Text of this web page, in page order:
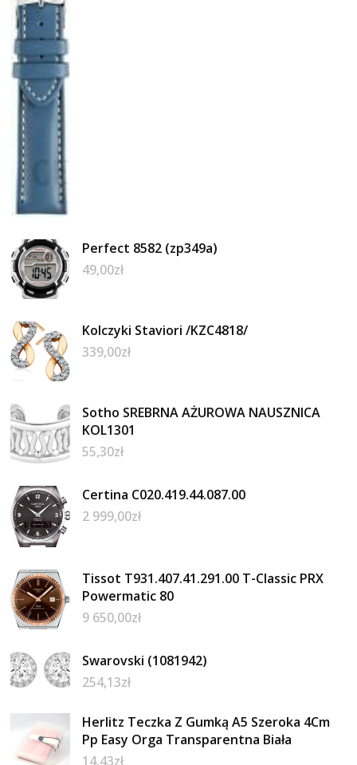
Perfect 8582 (zp349a)
49,00zł
Kolczyki Staviori /KZC4818/
339,00zł
Sotho SREBRNA AŻUROWA NAUSZNICA
KOL1301
55,30zł
Certina C020.419.44.087.00
2 999,00zł
Tissot T931.407.41.291.00 T-Classic PRX
Powermatic 80
9 650,00zł
Swarovski (1081942)
254,13zł
Herlitz Teczka Z Gumką A5 Szeroka 4Cm
Pp Easy Orga Transparentna Biała
14,43zł